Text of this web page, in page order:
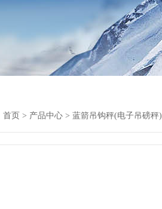
首页 > 产品中心 > 蓝箭吊钩秤(电子吊磅秤)